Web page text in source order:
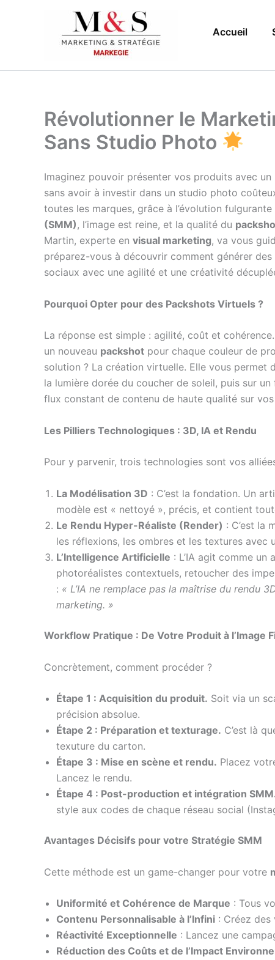
Accueil
Révolutionner le
Sans Studio Photo
Imaginez pouvoir présenter vos produits avec
sans avoir à investir dans un studio photo
toutes les marques, grâce à l’évolution
(SMM), l’image est reine, et la qualité du
Martin, experte en visual marketing, va vous
préparez-vous à découvrir comment générer
sociaux avec une agilité et une créativité
Pourquoi Opter pour des Packshots Virtuels ?
La réponse est simple : agilité, coût et
un nouveau packshot pour chaque couleur de
solution ? La création virtuelle. Elle vous permet
la lumière dorée du coucher de soleil, puis sur
flux constant de contenu de haute qualité sur
Les Pilliers Technologiques : 3D, IA et Rendu
Pour y parvenir, trois technologies sont vos
La Modélisation 3D : C’est la fondation. Un
modèle est « nettoyé », précis, et contient
Le Rendu Hyper-Réaliste (Render) : C’est la
les réflexions, les ombres et les textures avec
L’Intelligence Artificielle : L’IA agit comme
photoréalistes contextuels, retoucher des
: « L’IA ne remplace pas la maîtrise du rendu
marketing. »
Workflow Pratique : De Votre Produit à l’Image
Concrètement, comment procéder ?
Étape 1 : Acquisition du produit. Soit via un
précision absolue.
Étape 2 : Préparation et texturage. C’est là
texuture du carton.
Étape 3 : Mise en scène et rendu. Placez
Lancez le rendu.
Étape 4 : Post-production et intégration
style aux codes de chaque réseau social
Avantages Décisifs pour votre Stratégie SMM
Cette méthode est un game-changer pour votre
Uniformité et Cohérence de Marque : Tous
Contenu Personnalisable à l’Infini : Créez des
Réactivité Exceptionnelle : Lancez une
Réduction des Coûts et de l’Impact